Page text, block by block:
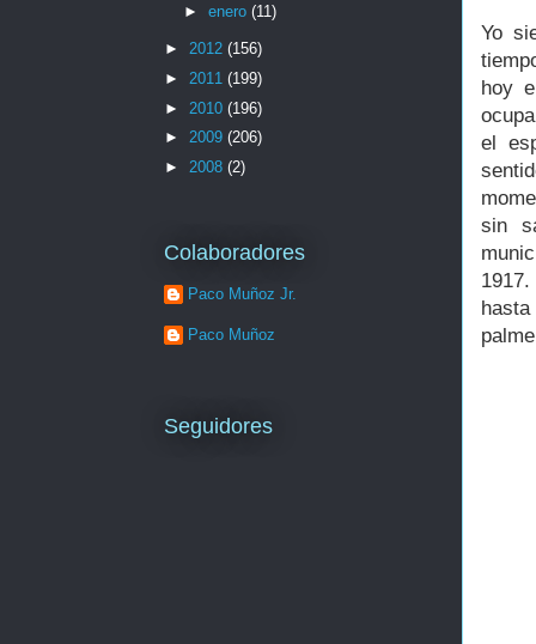
Yo
hoy
el
sin
► enero (11)
► 2012 (156)
► 2011 (199)
► 2010 (196)
► 2009 (206)
► 2008 (2)
Colaboradores
Paco Muñoz Jr.
Paco Muñoz
Seguidores